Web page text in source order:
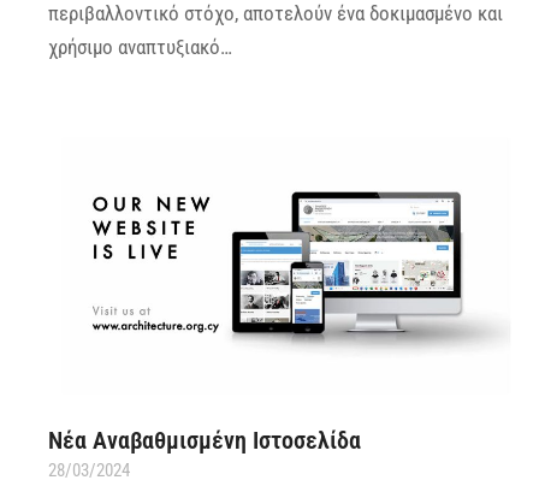
περιβαλλοντικό στόχο, αποτελούν ένα δοκιμασμένο και
χρήσιμο αναπτυξιακό…
Νέα Αναβαθμισμένη Ιστοσελίδα
28/03/2024